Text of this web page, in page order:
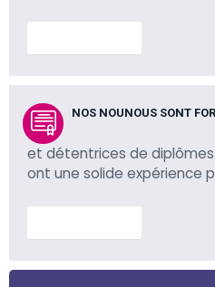
NOS NOUNOUS SONT
et détentrices de diplômes
ont une solide expérience